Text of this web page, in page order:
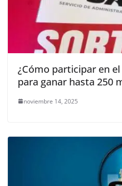
¿Cómo participar en
para ganar hasta 250
noviembre 14, 2025